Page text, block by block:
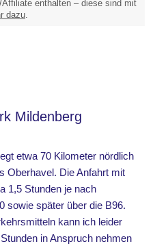
enthalten – diese sind mit
dazu.
Mildenberg
etwa 70 Kilometer nördlich
Oberhavel. Die Anfahrt mit
1,5 Stunden je nach
sowie später über die B96.
kann ich leider
in Anspruch nehmen